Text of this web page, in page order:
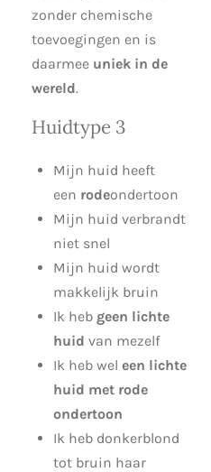
zonder chemische
toevoegingen en is
daarmee uniek in de
wereld.
Huidtype 3
Mijn huid heeft
een rodeondertoon
Mijn huid verbrandt
niet snel
Mijn huid wordt
makkelijk bruin
Ik heb geen lichte
huid van mezelf
Ik heb wel een lichte
huid met rode
ondertoon
Ik heb donkerblond
tot bruin haar